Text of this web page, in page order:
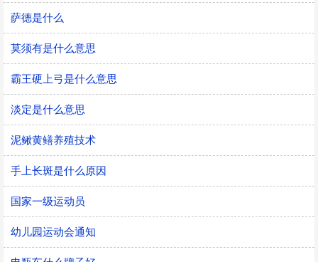
萨德是什么
莫须有是什么意思
霸王硬上弓是什么意思
淡定是什么意思
泥鳅黄鳝养殖技术
手上长斑是什么原因
国家一级运动员
幼儿园运动会通知